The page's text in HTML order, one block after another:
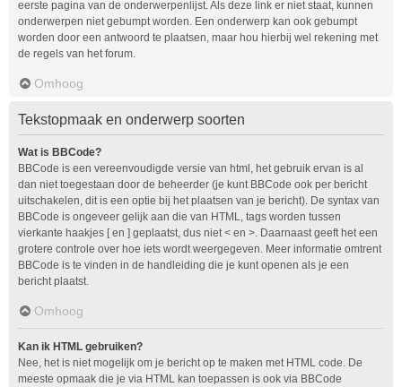
eerste pagina van de onderwerpenlijst. Als deze link er niet staat, kunnen
onderwerpen niet gebumpt worden. Een onderwerp kan ook gebumpt
worden door een antwoord te plaatsen, maar hou hierbij wel rekening met
de regels van het forum.
Omhoog
Tekstopmaak en onderwerp soorten
Wat is BBCode?
BBCode is een vereenvoudigde versie van html, het gebruik ervan is al
dan niet toegestaan door de beheerder (je kunt BBCode ook per bericht
uitschakelen, dit is een optie bij het plaatsen van je bericht). De syntax van
BBCode is ongeveer gelijk aan die van HTML, tags worden tussen
vierkante haakjes [ en ] geplaatst, dus niet < en >. Daarnaast geeft het een
grotere controle over hoe iets wordt weergegeven. Meer informatie omtrent
BBCode is te vinden in de handleiding die je kunt openen als je een
bericht plaatst.
Omhoog
Kan ik HTML gebruiken?
Nee, het is niet mogelijk om je bericht op te maken met HTML code. De
meeste opmaak die je via HTML kan toepassen is ook via BBCode